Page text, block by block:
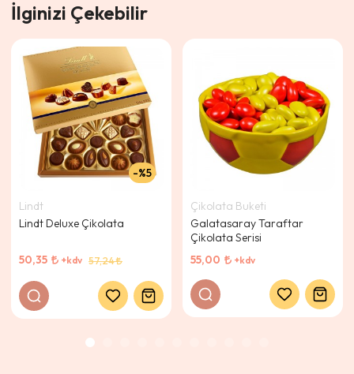
İlginizi Çekebilir
Lindt
Lindt Deluxe Çikolata
50,35 +kdv 57,24
%5
Çikolata Buketi
Galatasaray Taraftar
Çikolata Serisi
55,00
+kdv